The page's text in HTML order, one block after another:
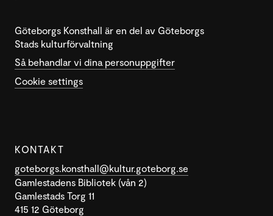
Göteborgs Konsthall är en del av Göteborgs
Stads kulturförvaltning
Så behandlar vi dina personuppgifter
Cookie settings
KONTAKT
goteborgs.konsthall@kultur.goteborg.se
Gamlestadens Bibliotek (vån 2)
Gamlestads Torg 11
415 12 Göteborg